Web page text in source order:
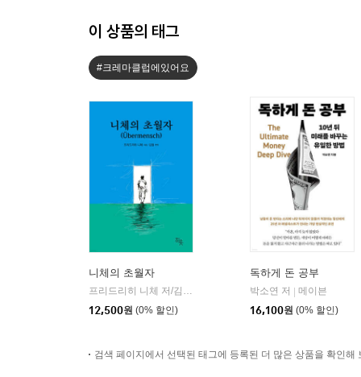
이 상품의 태그
#크레마클럽에있어요
니체의 초월자
프리드리히 니체 저/김철 편역
12,500원 (0% 할인)
독하게 돈 공부
박소연 저
메이븐
16,100원 (0% 할인)
검색 페이지에서 선택된 태그에 등록된 더 많은 상품을 확인해